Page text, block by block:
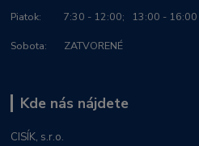
Piatok: 7:30 - 12:00; 13:00 - 16:00
Sobota: ZATVORENÉ
Kde nás nájdete
CISÍK, s.r.o.